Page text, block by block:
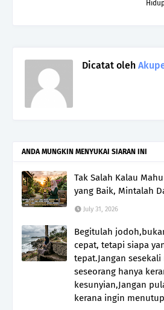
Dicatat oleh
ANDA MUNGKIN MENYUKAI SIARAN INI
Tak Salah Kalau
yang Baik, Mintalah
July 31, 2026
Begitulah
cepat, tetapi siapa
tepat.Jangan
seseorang hanya
kesunyian,Jangan
kerana ingin